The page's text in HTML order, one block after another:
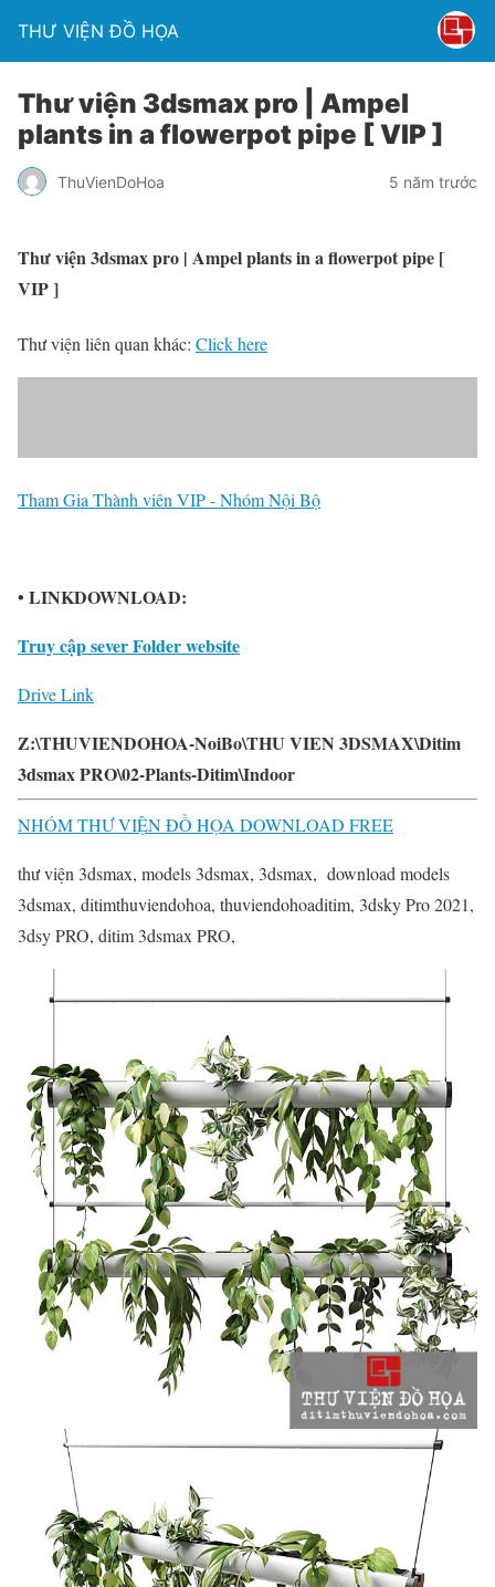
THƯ VIỆN ĐỒ HỌA
Thư viện 3dsmax pro | Ampel
plants in a flowerpot pipe [ VIP ]
ThuVienDoHoa 5 năm trước
Thư viện 3dsmax pro | Ampel plants in a flowerpot pipe [
VIP ]
Thư viện liên quan khác: Click here
Tham Gia Thành viên VIP - Nhóm Nội Bộ
• LINKDOWNLOAD:
Truy cập sever Folder website
Drive Link
Z:\THUVIENDOHOA-NoiBo\THU VIEN 3DSMAX\Ditim
3dsmax PRO\02-Plants-Ditim\Indoor
NHÓM THƯ VIỆN ĐỒ HỌA DOWNLOAD FREE
thư viện 3dsmax, models 3dsmax, 3dsmax, download models
3dsmax, ditimthuviendohoa, thuviendohoaditim, 3dsky Pro 2021,
3dsy PRO, ditim 3dsmax PRO,